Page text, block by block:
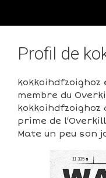
Profil de
membre du
kokkoihdfzoighoz
prime de
Mate un peu son
11 335